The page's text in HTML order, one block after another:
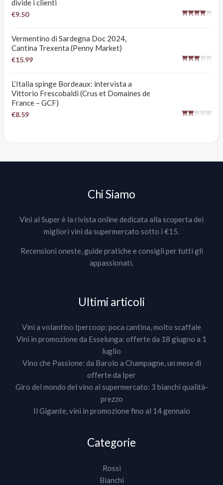
divide i clienti
€9.50
Vermentino di Sardegna Doc 2024,
Cantina Trexenta (Penny Market)
€15.99
L’Italia spinge Bordeaux: intervista a
Vittorio Frescobaldi (Crus et Domaines de
France – GCF)
€8.59
Chi Siamo
Vini al Super è la rivista online dedicata alla scoperta dei
migliori vini da supermercato sotto i €15.
Recensioni oneste, guide pratiche e consigli per tutti gli
appassionati.
Ultimi articoli
Vini a volantino Ipercoop: poca cantina, molto scaffale
Vini in promozione da Esselunga: offerte da 18 giugno a 1
luglio
Vino che Passione: da Barolo a Champagne, un mese di
offerte da Iper
Giro del mondo del vino al supermercato: 3 bianchi qualità-
prezzo
Il Gigante, vini in promozione fino al 14 gennaio
Categorie
Rossi
Bianchi